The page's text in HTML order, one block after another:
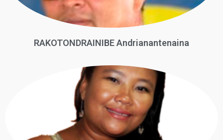
RAKOTONDRAINIBE Andrianantenaina